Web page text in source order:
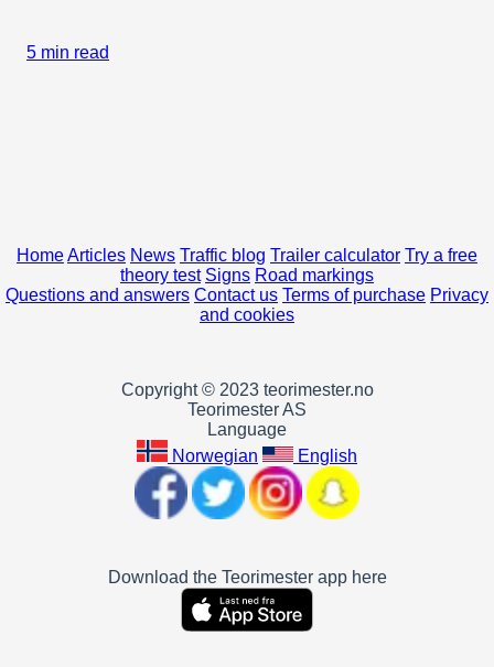
5 min read
HomeArticles News Traffic blog Trailer calculator Try a free
theory test Signs Road markings
Questions and answers Contact us Terms of purchase Privacy
and cookies
Copyright © 2023 teorimester.no
Teorimester AS
Language
Norwegian
English
Download the Teorimester app here